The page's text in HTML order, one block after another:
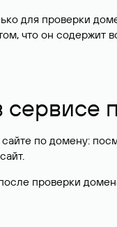
для проверки
что он
по домену:
проверки